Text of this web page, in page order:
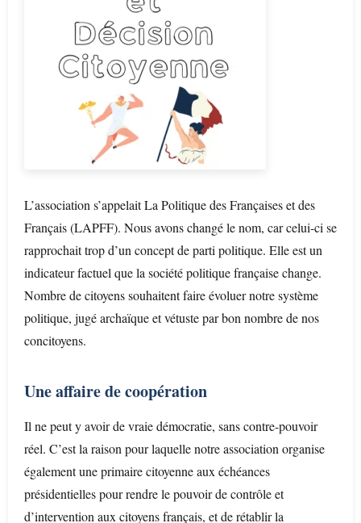
L’association s’appelait La Politique des Françaises et des
Français (LAPFF). Nous avons changé le nom, car celui-ci se
rapprochait trop d’un concept de parti politique. Elle est un
indicateur factuel que la société politique française change.
Nombre de citoyens souhaitent faire évoluer notre système
politique, jugé archaïque et vétuste par bon nombre de nos
concitoyens.
Une affaire de coopération
Il ne peut y avoir de vraie démocratie, sans contre-pouvoir
réel. C’est la raison pour laquelle notre association organise
également une primaire citoyenne aux échéances
présidentielles pour rendre le pouvoir de contrôle et
d’intervention aux citoyens français, et de rétablir la